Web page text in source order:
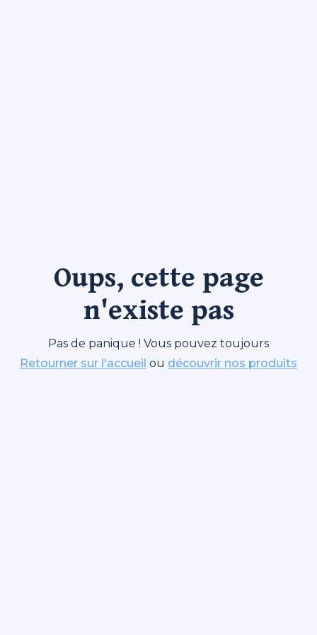
Oups, cette page
n'existe pas
Pas de panique ! Vous pouvez toujours
Retourner sur l'accueil ou découvrir nos produits